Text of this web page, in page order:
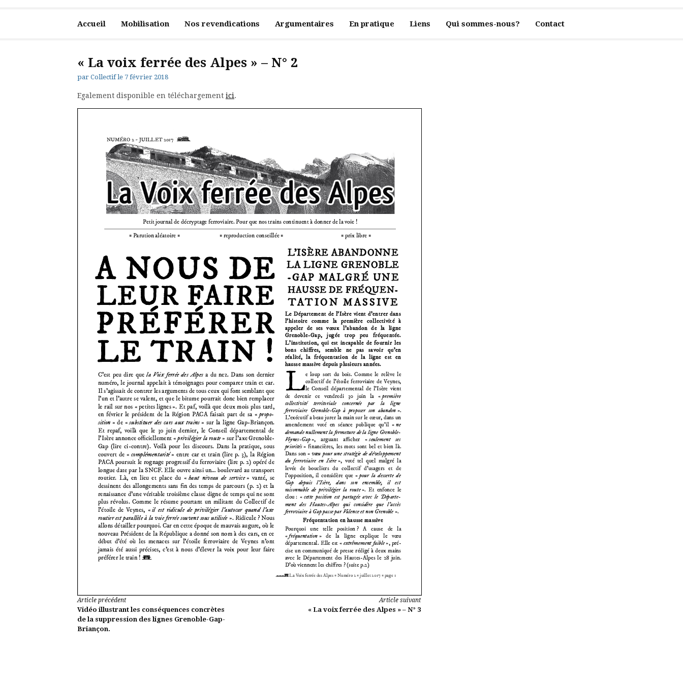
Accueil Mobilisation Nos revendications Argumentaires En pratique Liens Qui sommes-nous? Contact
« La voix ferrée des Alpes » – N° 2
par Collectif le 7 février 2018
Egalement disponible en téléchargement ici.
Lire
la
Article précédent
Vidéo illustrant les conséquences concrètes
de la suppression des lignes Grenoble-Gap-
Briançon.
Article suivant
« La voix ferrée des Alpes » – N° 3